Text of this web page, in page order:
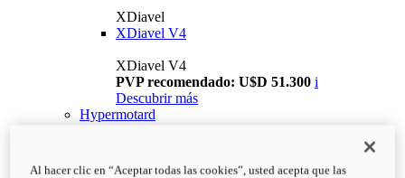
XDiavel
XDiavel V4
XDiavel V4
PVP recomendado: U$D 51.300 i
Descubrir más
Hypermotard
Al hacer clic en “Aceptar todas las cookies”, usted acepta que las